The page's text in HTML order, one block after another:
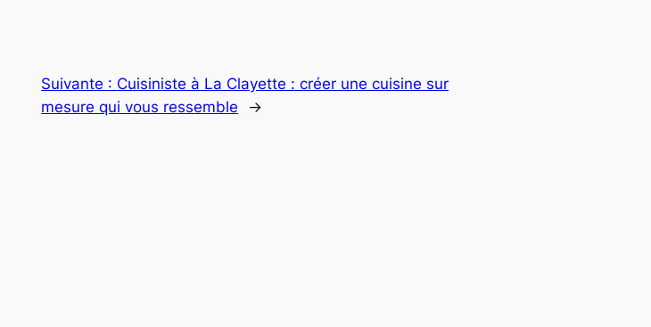
Suivante : Cuisiniste à La Clayette : créer une cuisine sur
mesure qui vous ressemble
→